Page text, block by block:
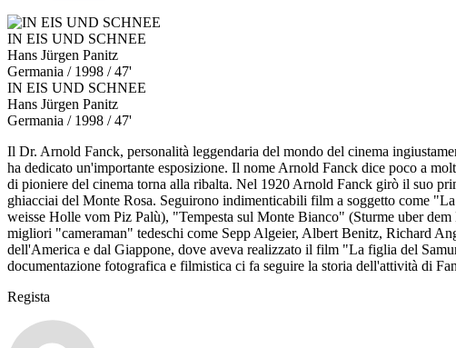
IN EIS UND SCHNEE
Hans Jürgen Panitz
Germania / 1998 / 47'
IN EIS UND SCHNEE
Hans Jürgen Panitz
Germania / 1998 / 47'
Il Dr. Arnold Fanck, personalità leggendaria del mondo del cinema
ha dedicato un'importante esposizione. Il nome Arnold Fanck dice poco a
di pioniere del cinema torna alla ribalta. Nel 1920 Arnold Fanck girò il suo
ghiacciai del Monte Rosa. Seguirono indimenticabili film a soggetto come
weisse Holle vom Piz Palù), "Tempesta sul Monte Bianco" (Sturme uber
migliori "cameraman" tedeschi come Sepp Algeier, Albert Benitz, Richard
dell'America e dal Giappone, dove aveva realizzato il film "La figlia del
documentazione fotografica e filmistica ci fa seguire la storia dell'attività di
Regista